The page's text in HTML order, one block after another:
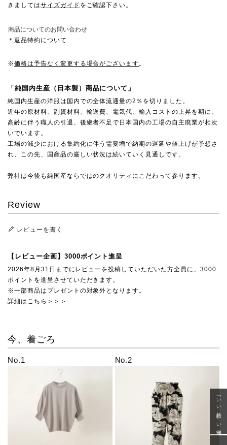
きましてはサイズガイド をご確認下さい。
商品についてのお問い合わせ
＊返品特約について
※価格は予告なく変更する場合がございます。
「純国内生産（日本製）商品について」
純国内生産の洋服は国内での全体流通量の2％を切りました。
近年の原材料、副資材料、輸送費、電気代、輸入コストの上昇を期に、
高齢に伴う職人の引退、後継者不足で日本国内の工場の自主廃業が相次
いでいます。
工場の減少における集約化に伴う需要増で納期の遅延や値上げが予想さ
れ、この先、国産品の厳しい状況は続いていく見通しです。
弊社は今後も純国産ならではのクオリティにこだわって参ります。
Review
レビューを書く
【レビュー企画】3000ポイント進呈
2026年8月31日までにレビューを投稿していただいた方全員に、3000
ポイントを進呈させていただきます。
※一部商品はプレゼントの対象外となります。
詳細はこちら＞＞＞
今、着ごろ
No.1 No.2
「いい年齢 いい洋服」